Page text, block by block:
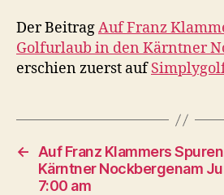
Der BeitragAuf Franz
Golfurlaub in den Kärntner
erschien zuerst auf
←
Auf Franz Klammers
Kärntner Nockbergenam
7:00 am